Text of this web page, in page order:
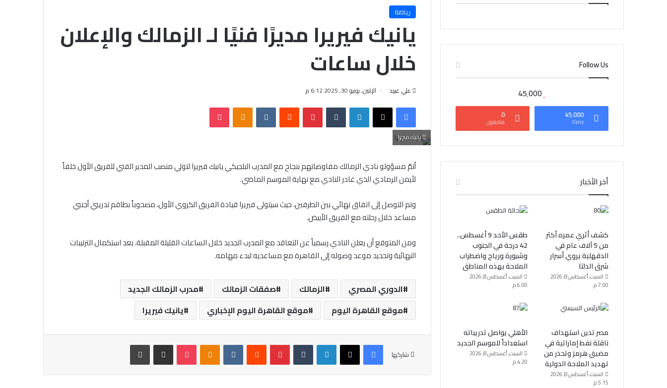
رياضة
يانيك فيريرا مديرًا فنيًا لـ الزمالك والإعلان
خلال ساعات
علي عبيد الإثنين, يونيو 30, 2025 6:12 م
فيسبوك لينكدإن بينتيريست
يانيك فيريرا
أتمّ مسؤولو نادي الزمالك مفاوضاتهم بنجاح مع المدرب البلجيكي يانيك فيريرا لتولي منصب المدير الفني للفريق الأول خلفاً
لأيمن الرمادي الذي غادر النادي مع نهاية الموسم الماضي.
وتم التوصل إلى اتفاق نهائي بين الطرفين، حيث سيتولى فيريرا قيادة الفريق الكروي الأول، مصحوباً بطاقم تدريبي أجنبي
مساعد خلال رحلته مع الفريق الأبيض.
ومن المتوقع أن يعلن النادي رسمياً عن التعاقد مع المدرب الجديد خلال الساعات القليلة المقبلة، بعد استكمال الترتيبات
النهائية وتحديد موعد وصوله إلى القاهرة مع مساعديه لبدء مهامه.
الدوري المصري الزمالك صفقات الزمالك
مدرب الزمالك الجديد
موقع القاهرة اليوم
موقع القاهرة اليوم الإخباري يانيك فيريرا
شاركها
فيسبوك لينكدإن بينتيريست بوكيت
Follow Us
45٬000
45٬000
Fans
0
متابعون
أخر الأخبار
كشف أثري عمره أكثر
من 5 آلاف عام في
الدقهلية يروي أسرار
شرق الدلتا
السبت, أغسطس 8, 2026
7:00 م
طقس الأحد 9 أغسطس..
42 درجة في الجنوب
وشبورة ورياح واضطراب
الملاحة بهذه المناطق
السبت, أغسطس 8, 2026
6:00 م
مصر تدين استهداف
ناقلة نفط إماراتية في
مضيق هرمز وتحذر من
تهديد الملاحة الدولية
السبت, أغسطس 8, 2026
5:15 م
الأهلي يواصل تدريباته
استعداداً للموسم الجديد
السبت, أغسطس 8, 2026
4:20 م